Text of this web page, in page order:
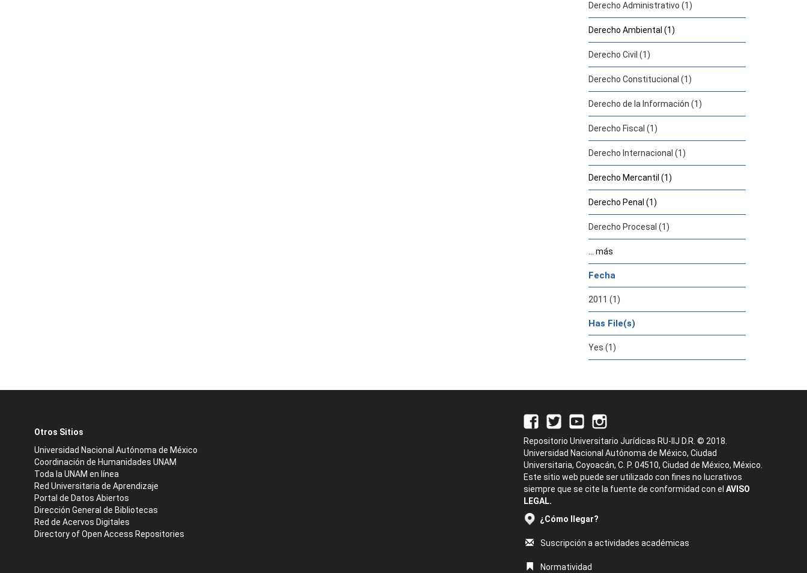
Derecho Administrativo (1)
Derecho Ambiental (1)
Derecho Civil (1)
Derecho Constitucional (1)
Derecho de la Información (1)
Derecho Fiscal (1)
Derecho Internacional (1)
Derecho Mercantil (1)
Derecho Penal (1)
Derecho Procesal (1)
... más
Fecha
2011 (1)
Has File(s)
Yes (1)
Otros Sitios
Universidad Nacional Autónoma de México
Coordinación de Humanidades UNAM
Toda la UNAM en línea
Red Universitaria de Aprendizaje
Portal de Datos Abiertos
Dirección General de Bibliotecas
Red de Acervos Digitales
Directory of Open Access Repositories
Repositorio Universitario Jurídicas RU-IIJ D.R. © 2018.
Universidad Nacional Autónoma de México, Ciudad
Universitaria, Coyoacán, C. P. 04510, Ciudad de México, México.
Este sitio web puede ser utilizado con fines no lucrativos
siempre que se cite la fuente de conformidad con el AVISO
LEGAL.
¿Cómo llegar?
Suscripción a actividades académicas
Normatividad